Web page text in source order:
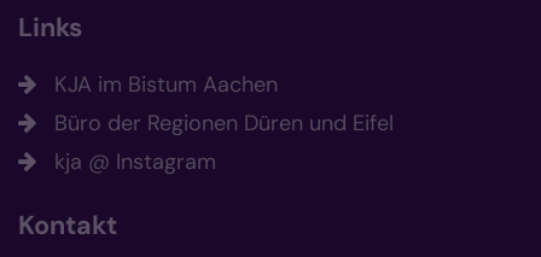
Links
KJA im Bistum Aachen
Büro der Regionen Düren und Eifel
kja @ Instagram
Kontakt